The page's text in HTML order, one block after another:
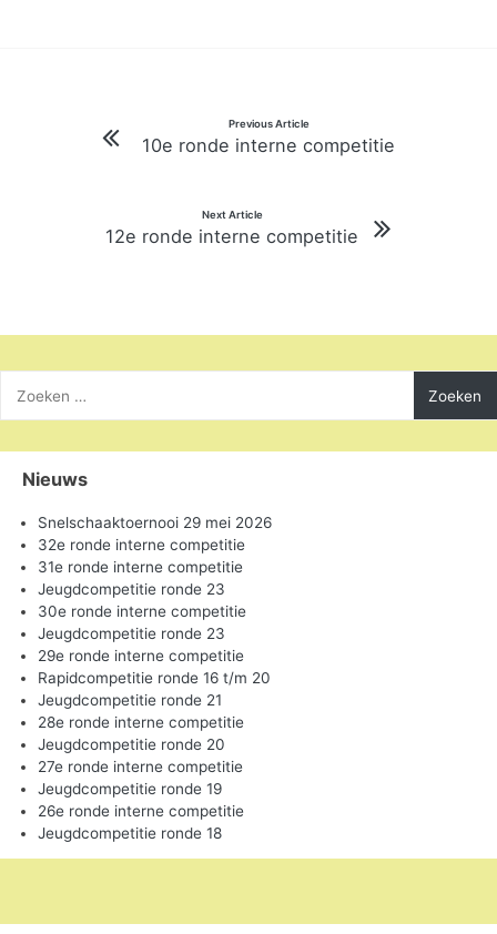
navigatie
Previous Article
10e ronde interne competitie
Next Article
12e ronde interne competitie
naar:
Nieuws
Snelschaaktoernooi 29 mei 2026
32e ronde interne competitie
31e ronde interne competitie
Jeugdcompetitie ronde 23
30e ronde interne competitie
Jeugdcompetitie ronde 23
29e ronde interne competitie
Rapidcompetitie ronde 16 t/m 20
Jeugdcompetitie ronde 21
28e ronde interne competitie
Jeugdcompetitie ronde 20
27e ronde interne competitie
Jeugdcompetitie ronde 19
26e ronde interne competitie
Jeugdcompetitie ronde 18